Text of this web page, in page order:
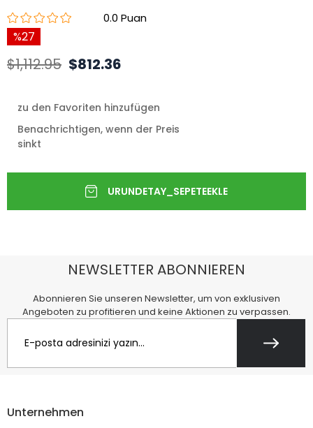
0.0
27
$1,112.95 $812.36
zu den Favoriten hinzufügen
Benachrichtigen, wenn der Preis
sinkt
NEWSLETTER ABONNIEREN
Abonnieren Sie unseren Newsletter, um von exklusiven
Angeboten zu profitieren und keine Aktionen zu verpassen.
Unternehmen